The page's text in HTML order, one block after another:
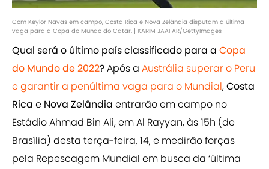
Com Keylor Navas em campo, Costa Rica e Nova Zelândia disputam a última
vaga para a Copa do Mundo do Catar. | KARIM JAAFAR/GettyImages
Qual será o último país classificado para a Copa
do Mundo de 2022?Após a Austrália superar o Peru
e garantir a penúltima vaga para o Mundial,Costa
Rica e Nova Zelândia entrarão em campo no
Estádio Ahmad Bin Ali, em Al Rayyan, às 15h (de
Brasília) desta terça-feira, 14, e medirão forças
pela Repescagem Mundial em busca da ‘última